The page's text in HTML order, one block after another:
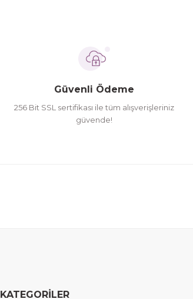
Güvenli Ödeme
256 Bit SSL sertifikası ile tüm alışverişleriniz
güvende!
KATEGORİLER